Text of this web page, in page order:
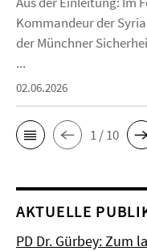
Kommandeur der
der Münchner
...
02.06.2026
1 / 10
AKTUELLE
PD Dr. Gürbey: Zum